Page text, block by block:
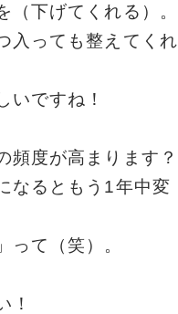
（下げてくれる）。
入っても整えてくれ
いですね！
頻度が高まります？
なるともう1年中変
って（笑）。
！